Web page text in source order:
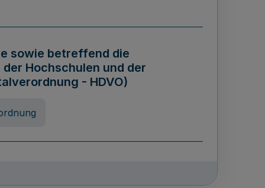
sowie betreffend die
Hochschulen und der
- HDVO)
des Landes Nordrhein-